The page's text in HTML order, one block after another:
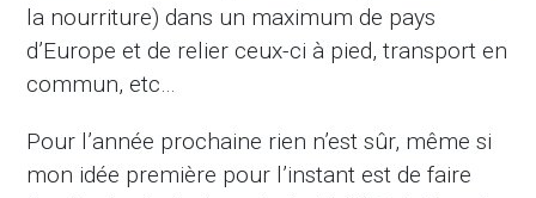
la nourriture) dans un maximum de pays
d’Europe et de relier ceux-ci à pied, transport en
commun, etc…
Pour l’année prochaine rien n’est sûr, même si
mon idée première pour l’instant est de faire